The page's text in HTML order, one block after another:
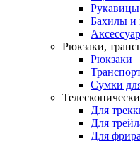
Рукавицы
Бахилы и
Рюкзаки,
Рюкзаки
Сумки
Для
Для
Для